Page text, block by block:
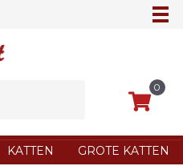
0
KATTEN GROTE KATTEN